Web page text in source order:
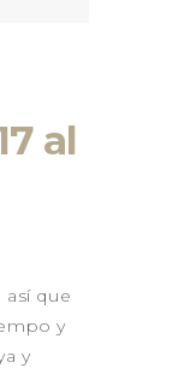
– RIAS BAIXAS –
2026
al
así que
y
y